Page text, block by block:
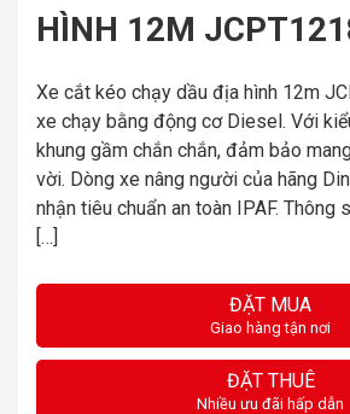
HÌNH 12M
Xe cắt kéo chạy dầu địa hình 12m
xe chạy bằng động cơ Diesel. Với
khung gầm chắn chắn, đảm bảo
vời. Dòng xe nâng người của hãng
nhận tiêu chuẩn an toàn IPAF. Thông
[…]
ĐẶT MUA
Giao hàng tận nơi
ĐẶT THUÊ
Nhiều ưu đãi hấp dẫn